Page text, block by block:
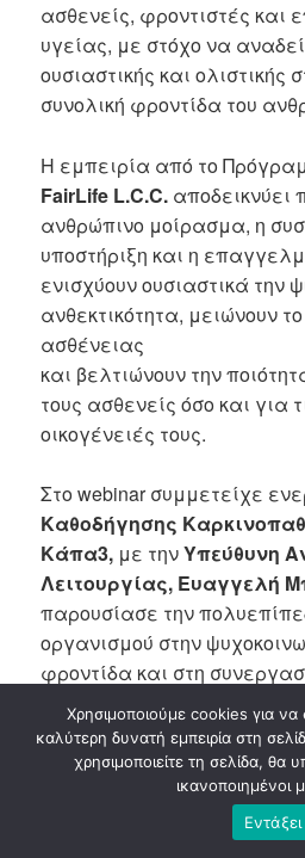
ασθενείς, φροντιστές και
υγείας, με στόχο να
ουσιαστικής και ολιστικής
συνολική φροντίδα του
Η εμπειρία από το
FairLife L.C.C. αποδεικνύει
ανθρώπινο μοίρασμα, η
υποστήριξη και η
ενισχύουν ουσιαστικά την
ανθεκτικότητα, μειώνουν
ασθένειας
και βελτιώνουν την
τους ασθενείς όσο και για
οικογένειές τους.
Στο webinar συμμετείχε
Καθοδήγησης
Κάπα3, με τηνΥπεύθυνη
Λειτουργίας, Ευαγγελή
παρουσίασε την
οργανισμού στην
φροντίδα και στη
μέσω του BREATH.
Το Κάπα3 προσφέρει ένα
που
Χρησιμοποιούμε cookies για
καλύτερη δυνατή εμπειρία στη
χρησιμοποιείτε τη σελίδα, θα
ικανοποιημένοι
Εντάξει